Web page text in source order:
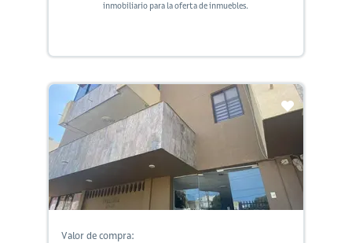
inmobiliario para la oferta de inmuebles.
Valor de compra: